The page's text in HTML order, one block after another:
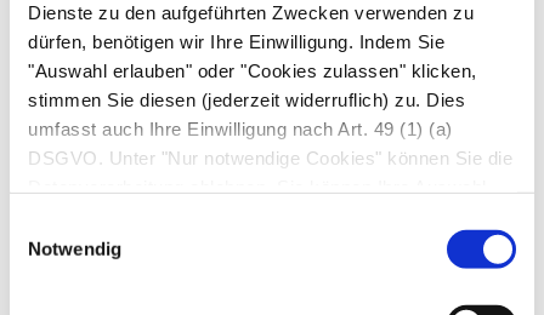
Dienste zu den aufgeführten Zwecken verwenden zu
dürfen, benötigen wir Ihre Einwilligung. Indem Sie
"Auswahl erlauben" oder "Cookies zulassen" klicken,
stimmen Sie diesen (jederzeit widerruflich) zu. Dies
umfasst auch Ihre Einwilligung nach Art. 49 (1) (a)
DSGVO. Unter "Nur notwendige Cookies" können Sie die
Notwendig
haben als Sie sollten
Wird die Salbe, z. B. von Kindern,
eingenommen, so sind keine schweren
Vergiftungserscheinungen zu erwarten. Es
können jedoch Beschwerden wie
Bauchschmerzen und Übelkeit auftreten. Erst
bei Einnahme sehr großer Mengen an Lidocain
können darüber hinaus Bewusstseinstrübung,